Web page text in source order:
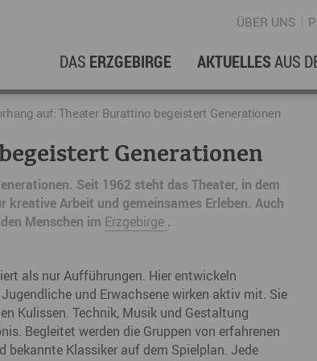
ÜBER UNS
DAS ERZGEBIRGE
im Erzgebirge
im Erzgebirge
AKTUELLESAUS
auf: Theater Burattino begeistert Generationen
Generationen
Seit 1962 steht das Theater, in dem
Arbeit und gemeinsames Erleben. Auch
Menschen im Erzgebirge .
als nur Aufführungen. Hier entwickeln
und Erwachsene wirken aktiv mit. Sie
Kulissen. Technik, Musik und Gestaltung
Begleitet werden die Gruppen von erfahrenen
bekannte Klassiker auf dem Spielplan. Jede